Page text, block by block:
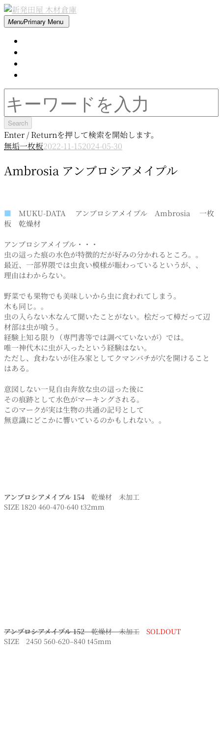
Skip
to
新
倉
庫
MenuPrimary Menu
for:
Enter / Returnを押して検索を開始します。
無垢一枚板2022-11-152024-05-30
Ambrosia アンブロシアメイプル
■ MUKU-DATA アンブロシアメイプル Ambrosia 一枚
板 乾燥材
アンブロシアメイプル・・・
虫の這った痕の水色が特徴的だが好みの分かれるところ。。
最近、一部界隈では虫食い模様が賑わっているというが、、
理由はわからない。
野菜でも果物でも美味しいから虫に食われてしまう。
木も同じ。。
虫の入らない木なんて聞いたことがない。桧だって樟だって辺
材部は虫が喰う。
経験上知る限り（専門書等では調べていないが）では。
唯一神代木に虫が入ったという経験はない。
ただし、食わないが住み家としてクマンバチが穴を開けること
はある。
意図しない一見自由奔放な虫の這った後に
その痕跡として水色がマーキングされる。
このマークが実は生物の共通の記号として
無意識にどこかに響いているのかもしれない。。
アンブロシアメイプル 154 乾燥材 未加工
SIZE 1820 460-470-640 t32mm
アンブロシアメイプル 152乾燥材 未加工
SOLDOUT
SIZE 2450 560-620–840 t45mm